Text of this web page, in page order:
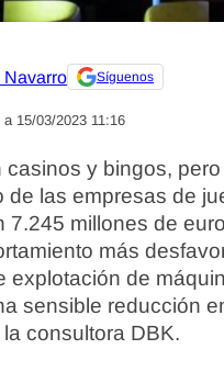
Navarro Síguenos
15/03/2023 11:16
y bingos,
de las empresas de
7.245 millones de
más
explotación de
sensible reducción
la consultora DBK.